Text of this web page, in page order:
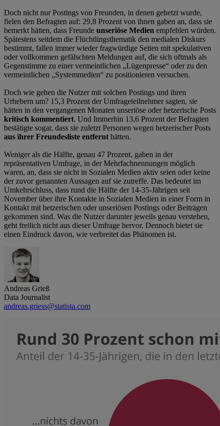
Doch nicht nur Postings von Freunden, in denen gehetzt wurde,
fielen den Befragten auf: 29,8 Prozent von ihnen gaben an, dass sie
bemerkt hätten, dass Freunde unseriöse Medien empfehlen würden.
Spätestens seitdem die Flüchtlingsthematik den medialen Diskurs
bestimmt, fallen immer wieder fragwürdige Seiten mit spekulativen
oder vollkommen gefälschten Meldungen auf, die sich oftmals als
Gegenstimme zu einer vermeintlichen „Lügenpresse“ oder zu den
vermeintlichen „Systemmedien“ zu positionieren versuchen.
Doch wie gehen die Nutzer mit solchen Postings und ihren
Urhebern um? 15,3 Prozent der Umfrageteilnehmer sagten, sie
hätten in den vergangenen Monaten unseriöse oder hetzerische Posts
kritisch kommentiert. Und Immerhin 13,6 Prozent der Befragten
bestätigte sogar, dass sie zuletzt Personen wegen hetzerischer Posts
aus ihrer Freundesliste entfernt hätten.
Weniger als die Hälfte, genau 47 Prozent, gaben in der
repräsentativen Umfrage, in der Mehrfachnennungen möglich
waren, an, dass sie nicht in Sozialen Medien aktiv seien oder keine
der zuvor genannten Aussagen auf sie zutreffe. Das bedeutet im
Umkehrschluss, dass rund die Hälfte der 14-35-Jährigen seit
November über ihre Kontakte in Sozialen Medien in einer Form in
Kontakt mit hetzerischen oder unseriösen Postings oder Beiträgen
gekommen sind. Was die Nutzer darunter jeweils genau verstehen,
geht freilich nicht aus dieser Umfrage hervor. Dennoch bietet sie
einen Eindruck davon, wie verbreitet das Phänomen ist.
Andreas Grieß
Data Journalist
andreas.griess@statista.com